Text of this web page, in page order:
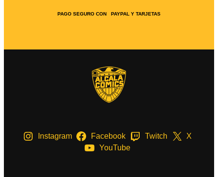
PAGO SEGURO CON PAYPAL Y TARJETAS
Instagram Facebook Twitch
X
YouTube